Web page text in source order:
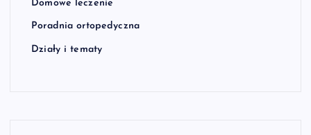
Domowe leczenie
Poradnia ortopedyczna
Działy i tematy